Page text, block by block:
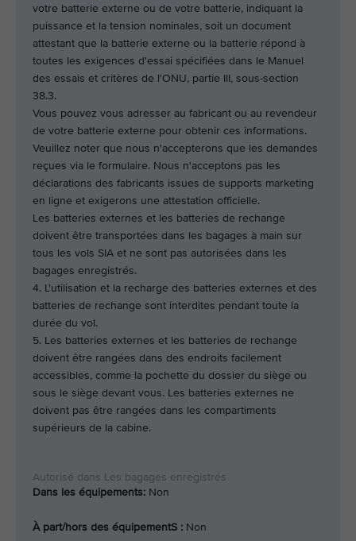
votre batterie externe ou de votre batterie, indiquant la
puissance et la tension nominales, soit un document
attestant que la batterie externe ou la batterie répond à
toutes les exigences d'essai spécifiées dans le Manuel
des essais et critères de l'ONU, partie III, sous-section
38.3.
Vous pouvez vous adresser au fabricant ou au revendeur
de votre batterie externe pour obtenir ces informations.
Veuillez noter que nous n'accepterons que les demandes
reçues via le formulaire. Nous n'acceptons pas les
déclarations des fabricants issues de supports marketing
en ligne et exigerons une attestation officielle.
Les batteries externes et les batteries de rechange
doivent être transportées dans les bagages à main sur
tous les vols SIA et ne sont pas autorisées dans les
bagages enregistrés.
4. L'utilisation et la recharge des batteries externes et des
batteries de rechange sont interdites pendant toute la
durée du vol.
5. Les batteries externes et les batteries de rechange
doivent être rangées dans des endroits facilement
accessibles, comme la pochette du dossier du siège ou
sous le siège devant vous. Les batteries externes ne
doivent pas être rangées dans les compartiments
supérieurs de la cabine.
Dans les équipements: Non
À part/hors des équipementS : Non